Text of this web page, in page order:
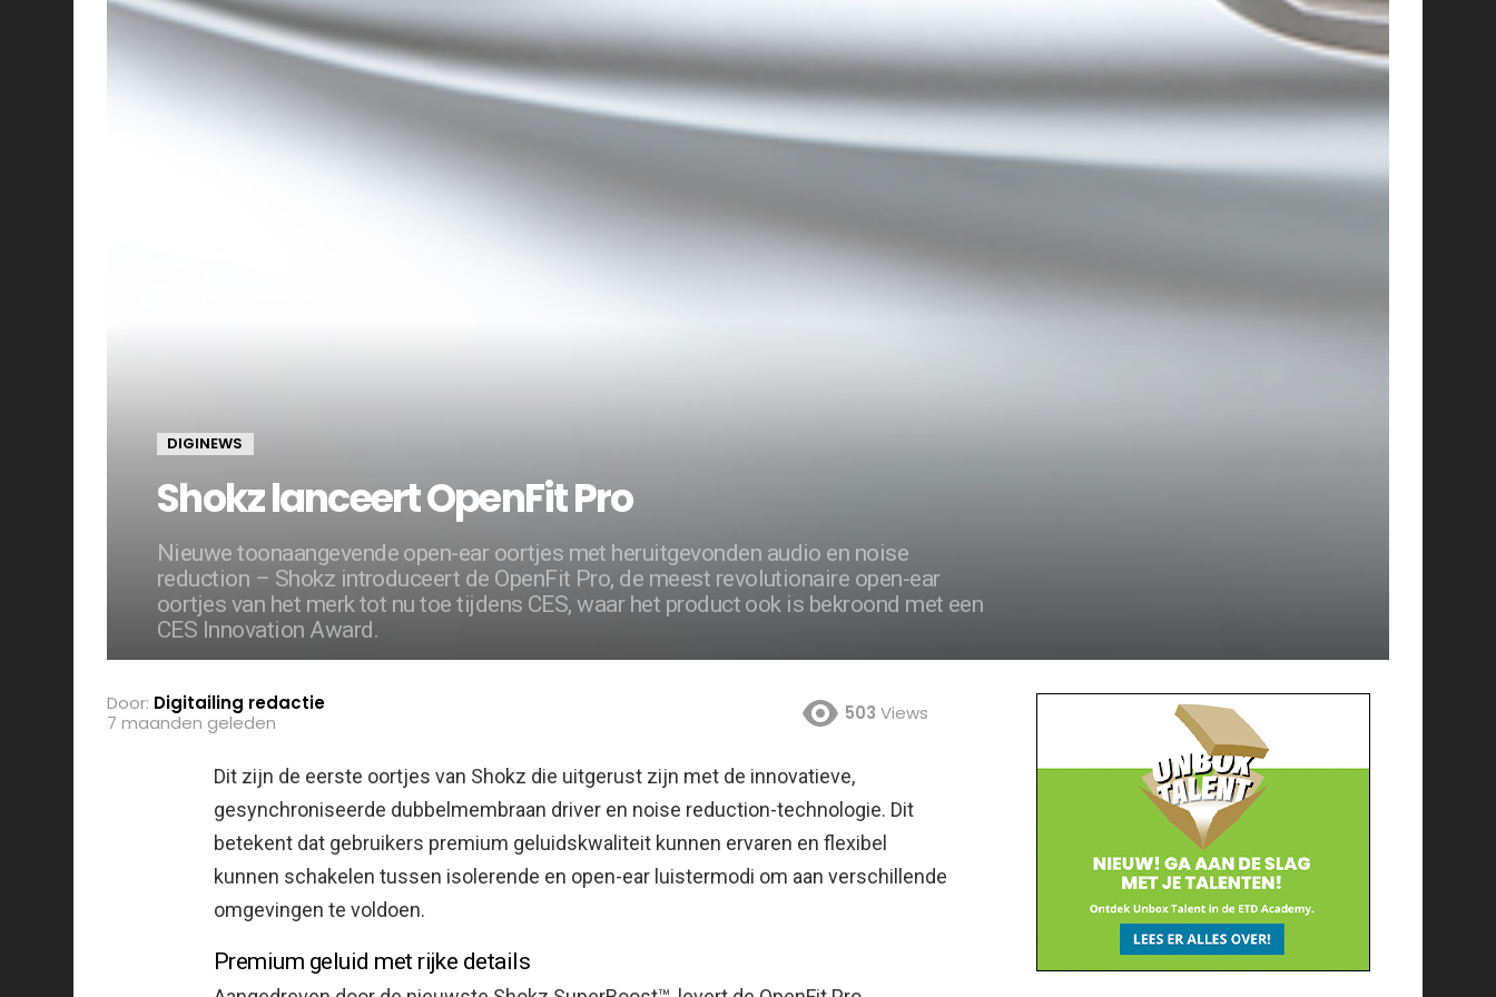
DIGINEWS
Shokz lanceert OpenFit Pro
Nieuwe toonaangevende open-ear oortjes met heruitgevonden audio en noise
reduction – Shokz introduceert de OpenFit Pro, de meest revolutionaire open-ear
oortjes van het merk tot nu toe tijdens CES, waar het product ook is bekroond met een
CES Innovation Award.
Door: Digitailing redactie
7 maanden geleden
503 Views
Dit zijn de eerste oortjes van Shokz die uitgerust zijn met de innovatieve,
gesynchroniseerde dubbelmembraan driver en noise reduction-technologie. Dit
betekent dat gebruikers premium geluidskwaliteit kunnen ervaren en flexibel
kunnen schakelen tussen isolerende en open-ear luistermodi om aan verschillende
omgevingen te voldoen.
Premium geluid met rijke details